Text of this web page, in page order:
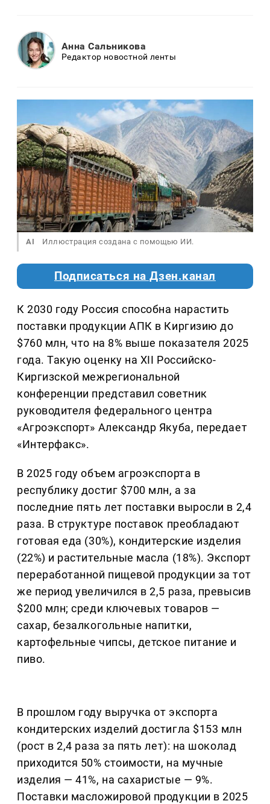
Анна Сальникова
Редактор новостной ленты
AI Иллюстрация создана с помощью ИИ.
Подписаться на Дзен.канал
К 2030 году Россия способна нарастить
поставки продукции АПК в Киргизию до
$760 млн, что на 8% выше показателя 2025
года. Такую оценку на XII Российско-
Киргизской межрегиональной
конференции представил советник
руководителя федерального центра
«Агроэкспорт» Александр Якуба, передает
«Интерфакс».
В 2025 году объем агроэкспорта в
республику достиг $700 млн, а за
последние пять лет поставки выросли в 2,4
раза. В структуре поставок преобладают
готовая еда (30%), кондитерские изделия
(22%) и растительные масла (18%). Экспорт
переработанной пищевой продукции за тот
же период увеличился в 2,5 раза, превысив
$200 млн; среди ключевых товаров —
сахар, безалкогольные напитки,
картофельные чипсы, детское питание и
пиво.
В прошлом году выручка от экспорта
кондитерских изделий достигла $153 млн
(рост в 2,4 раза за пять лет): на шоколад
приходится 50% стоимости, на мучные
изделия — 41%, на сахаристые — 9%.
Поставки масложировой продукции в 2025